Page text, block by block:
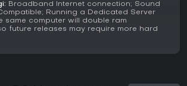
Broadband Internet connection; Sound
Running a Dedicated Server
same computer will double ram
future releases may require more hard